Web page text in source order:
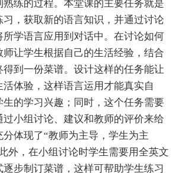
练的过程。本堂课的主要任务就是
，获取新的语言知识，并通过讨论
所学语言应用到对话中。在讨论如何
让学生根据自己的生活经验，结合
得到一份菜谱。设计这样的任务能让
体验，这样语言运用才能真实自
生的学习兴趣；同时，这个任务需要
小组讨论、建议和教师的评价来给
体现了“教师为主导，学生为主
外，在小组讨论时学生需要用全英文
逐步制订菜谱，这样可帮助学生练习